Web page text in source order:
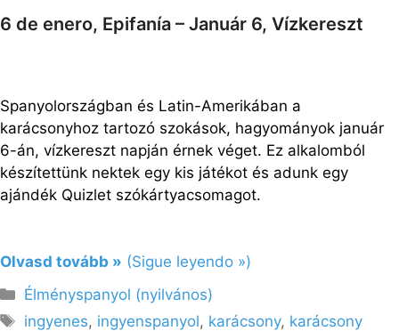
6 de enero, Epifanía – Január 6, Vízkereszt
Spanyolországban és Latin-Amerikában a
karácsonyhoz tartozó szokások, hagyományok január
6-án, vízkereszt napján érnek véget. Ez alkalomból
készítettünk nektek egy kis játékot és adunk egy
ajándék Quizlet szókártyacsomagot.
Olvasd tovább » (Sigue leyendo »)
Kategória
Élményspanyol (nyilvános)
Címkék
ingyenes, ingyenspanyol, karácsony, karácsony